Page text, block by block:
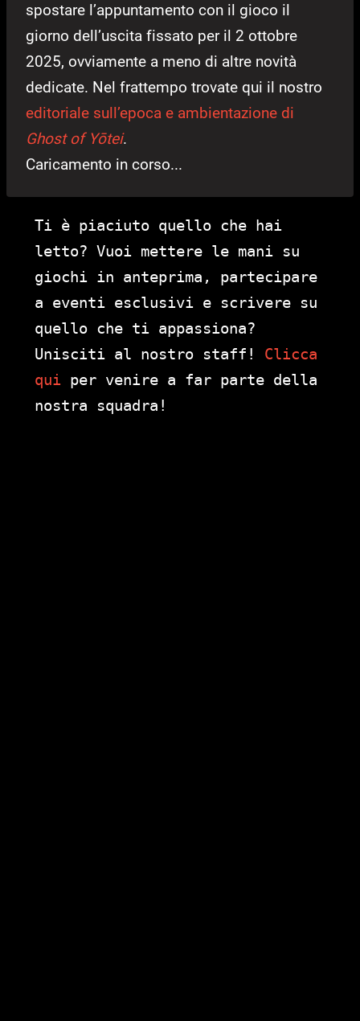
spostare l’appuntamento con il gioco il
giorno dell’uscita fissato per il 2 ottobre
2025, ovviamente a meno di altre novità
dedicate. Nel frattempo trovate qui il nostro
editoriale sull’epoca e ambientazione di
Ghost of Yōtei.
Caricamento in corso...
Ti è piaciuto quello che hai
letto? Vuoi mettere le mani su
giochi in anteprima, partecipare
a eventi esclusivi e scrivere su
quello che ti appassiona?
Unisciti al nostro staff! Clicca
qui per venire a far parte della
nostra squadra!